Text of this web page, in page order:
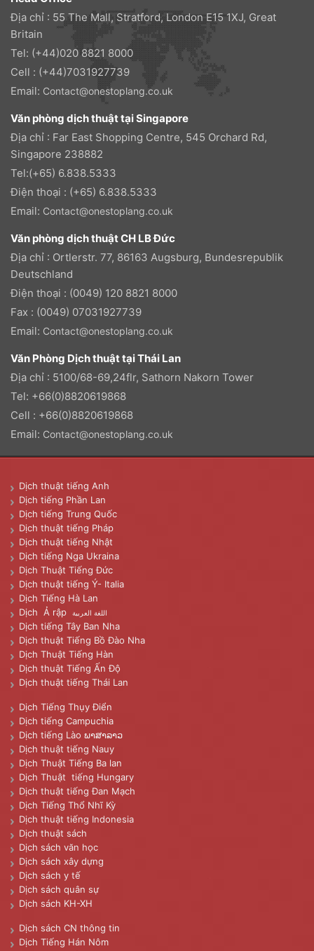
Địa chỉ : 55 The Mall, Stratford, London E15 1XJ, Great
Britain
Tel: (+44)020 8821 8000
Cell : (+44)7031927739
Email: Contact@onestoplang.co.uk
Văn phòng dịch thuật tại Singapore
Địa chỉ : Far East Shopping Centre, 545 Orchard Rd,
Singapore 238882
Tel:(+65) 6.838.5333
Điện thoại : (+65) 6.838.5333
Email: Contact@onestoplang.co.uk
Văn phòng dịch thuật CH LB Đức
Địa chỉ : Ortlerstr. 77, 86163 Augsburg, Bundesrepublik
Deutschland
Điện thoại : (0049) 120 8821 8000
Fax : (0049) 07031927739
Email: Contact@onestoplang.co.uk
Văn Phòng Dịch thuật tại Thái Lan
Địa chỉ : 5100/68-69,24flr, Sathorn Nakorn Tower
Tel: +66(0)8820619868
Cell : +66(0)8820619868
Email: Contact@onestoplang.co.uk
Dịch thuật tiếng Anh
Dịch tiếng Phần Lan
Dịch tiếng Trung Quốc
Dịch thuật tiếng Pháp
Dịch thuật tiếng Nhật
Dịch tiếng Nga Ukraina
Dịch Thuật Tiếng Đức
Dịch thuật tiếng Ý- Italia
Dịch Tiếng Hà Lan
Dịch Ả rập
اللغة العربية
Dịch tiếng Tây Ban Nha
Dịch thuật Tiếng Bồ Đào Nha
Dịch Thuật Tiếng Hàn
Dịch thuật Tiếng Ấn Độ
Dịch thuật tiếng Thái Lan
Dịch Tiếng Thụy Điển
Dịch tiếng Campuchia
Dịch tiếng Lào ພາສາລາວ
Dịch thuật tiếng Nauy
Dịch Thuật Tiếng Ba lan
Dịch Thuật tiếng Hungary
Dịch thuật tiếng Đan Mạch
Dịch Tiếng Thổ Nhĩ Kỳ
Dịch thuật tiếng Indonesia
Dịch thuật sách
Dịch sách văn học
Dịch sách xây dựng
Dịch sách y tế
Dịch sách quân sự
Dịch sách KH-XH
Dịch sách CN thông tin
Dịch Tiếng Hán Nôm